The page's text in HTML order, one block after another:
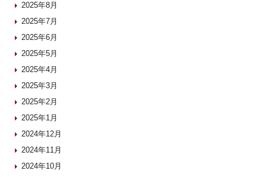
2025年8月
2025年7月
2025年6月
2025年5月
2025年4月
2025年3月
2025年2月
2025年1月
2024年12月
2024年11月
2024年10月